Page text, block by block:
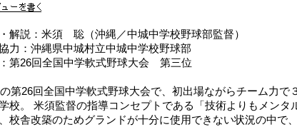
解説：米須 聡（沖縄／中城中学校野球部監督）
力：沖縄県中城村立中城中学校野球部
第26回全国中学軟式野球大会 第三位
第26回全国中学軟式野球大会で、初出場ながらチーム力で
校。 米須監督の指導コンセプトである「技術よりもメンタ
校舎改築のためグランドが十分に使用できない状況の中で